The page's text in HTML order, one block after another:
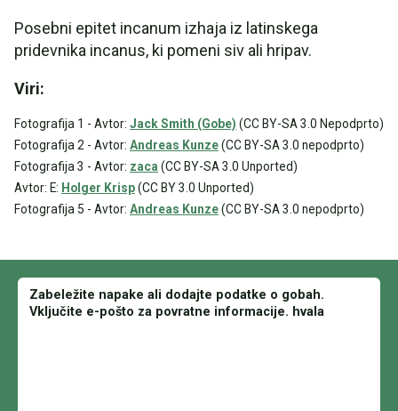
Posebni epitet incanum izhaja iz latinskega
pridevnika incanus, ki pomeni siv ali hripav.
Viri:
Fotografija 1 - Avtor: Jack Smith (Gobe) (CC BY-SA 3.0 Nepodprto)
Fotografija 2 - Avtor: Andreas Kunze(CC BY-SA 3.0 nepodprto)
Fotografija 3 - Avtor: zaca (CC BY-SA 3.0 Unported)
Avtor: E: Holger Krisp(CC BY 3.0 Unported)
Fotografija 5 - Avtor: Andreas Kunze(CC BY-SA 3.0 nepodprto)